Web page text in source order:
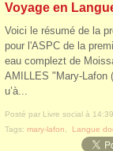
Voyage en
Voici le résumé de la
pour l'ASPC de la
eau complezt de
AMILLES "Mary-Lafon
u’à...
Posté par Livre social à
Tags: mary-lafon Langue